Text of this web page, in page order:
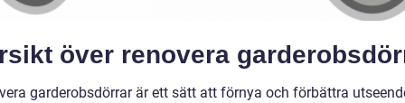
över renovera
garderobsdörrar är ett sätt att förnya och förbättra